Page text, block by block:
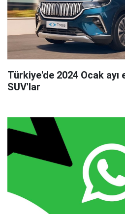
Türkiye'de 2024 Ocak ayı
SUV'lar